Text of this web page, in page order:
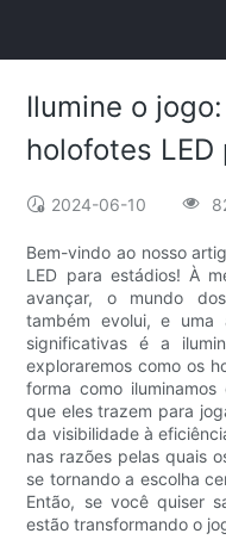
Ilumine o
holofotes
2024-06-10
Bem-vindo ao nosso
LED para estádios! À
avançar, o mundo
também evolui, e uma
significativas é a
exploraremos como os
forma como
que eles trazem para
da visibilidade à
nas razões pelas quais
se tornando a escolha
Então, se você quiser
estão transformando o